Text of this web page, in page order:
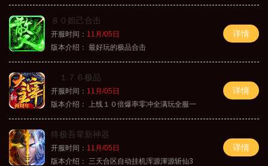
８０妲己合击
开服时间： 11月/05日
版本介绍： 最好玩的极品合击
详情
１７６极品
开服时间： 11月/05日
版本介绍：
上线１０倍爆率零冲全满玩全服一
详情
终极吾辈新神器
开服时间： 11月/05日
版本介绍：
三天合区自动挂机浑源渾源斩仙3
详情